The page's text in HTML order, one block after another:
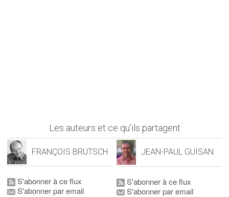
Les auteurs et ce qu'ils partagent
FRANÇOIS BRUTSCH
S'abonner à ce flux
S'abonner par email
JEAN-PAUL GUISAN
S'abonner à ce flux
S'abonner par email